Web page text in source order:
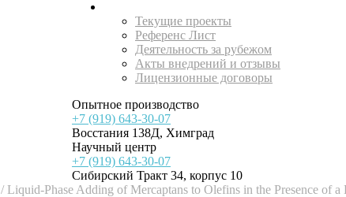
Текущие проекты
Референс Лист
Деятельность за рубежом
Акты внедрений и отзывы
Лицензионные договоры
Опытное производство
+7 (919) 643-30-07
Восстания 138Д, Химград
Научный центр
+7 (919) 643-30-07
Сибирский Тракт 34, корпус 10
/Liquid-Phase Adding of Mercaptans to Olefins in the Presence of